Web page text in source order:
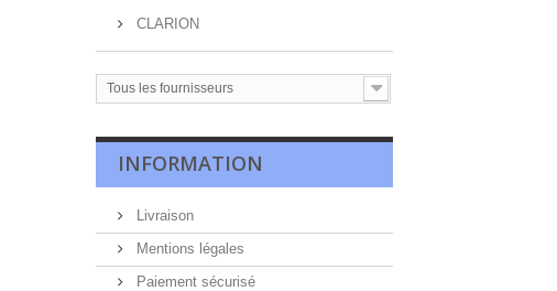
CLARION
Tous les fournisseurs
INFORMATION
Livraison
Mentions légales
Paiement sécurisé